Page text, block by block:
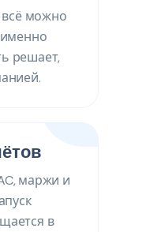
всё можно
именно
решает,
маржи и
в